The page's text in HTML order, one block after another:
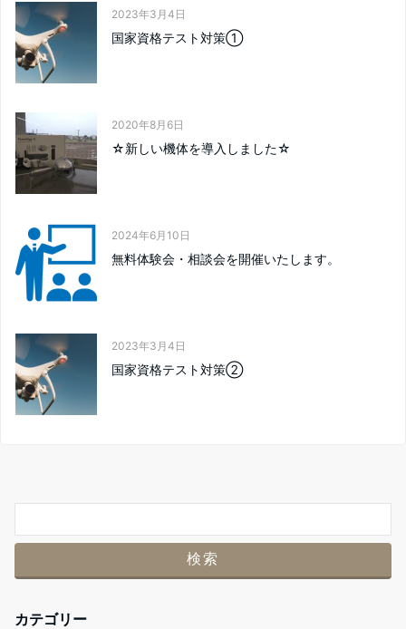
2023年3月4日
国家資格テスト対策①
2020年8月6日
☆新しい機体を導入しました☆
2024年6月10日
無料体験会・相談会を開催いたします。
2023年3月4日
国家資格テスト対策②
カテゴリー